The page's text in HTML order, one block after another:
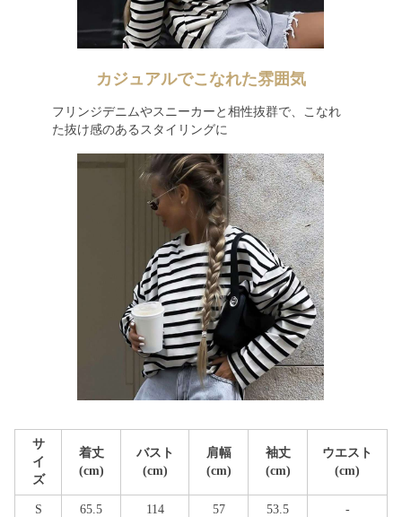
カジュアルでこなれた雰囲気
フリンジデニムやスニーカーと相性抜群で、こなれ
た抜け感のあるスタイリングに
サ
イ
ズ
着丈
(cm)
バスト
(cm)
肩幅
(cm)
袖丈
(cm)
ウエスト
(cm)
S 65.5 114 57 53.5 -